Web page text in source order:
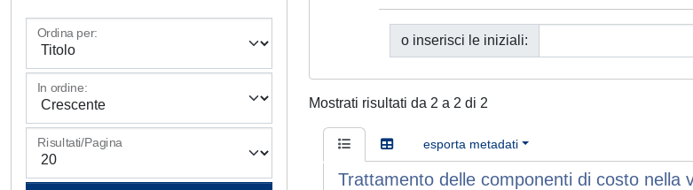
Ordina per:
In ordine:
Risultati/Pagina
o inserisci le iniziali:
Mostrati risultati da 2 a 2 di 2
esporta metadati
Trattamento delle componenti di costo nella